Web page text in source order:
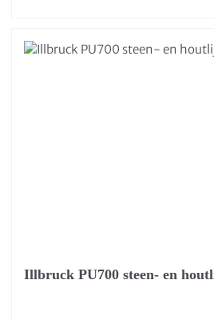
Illbruck PU700 steen- en